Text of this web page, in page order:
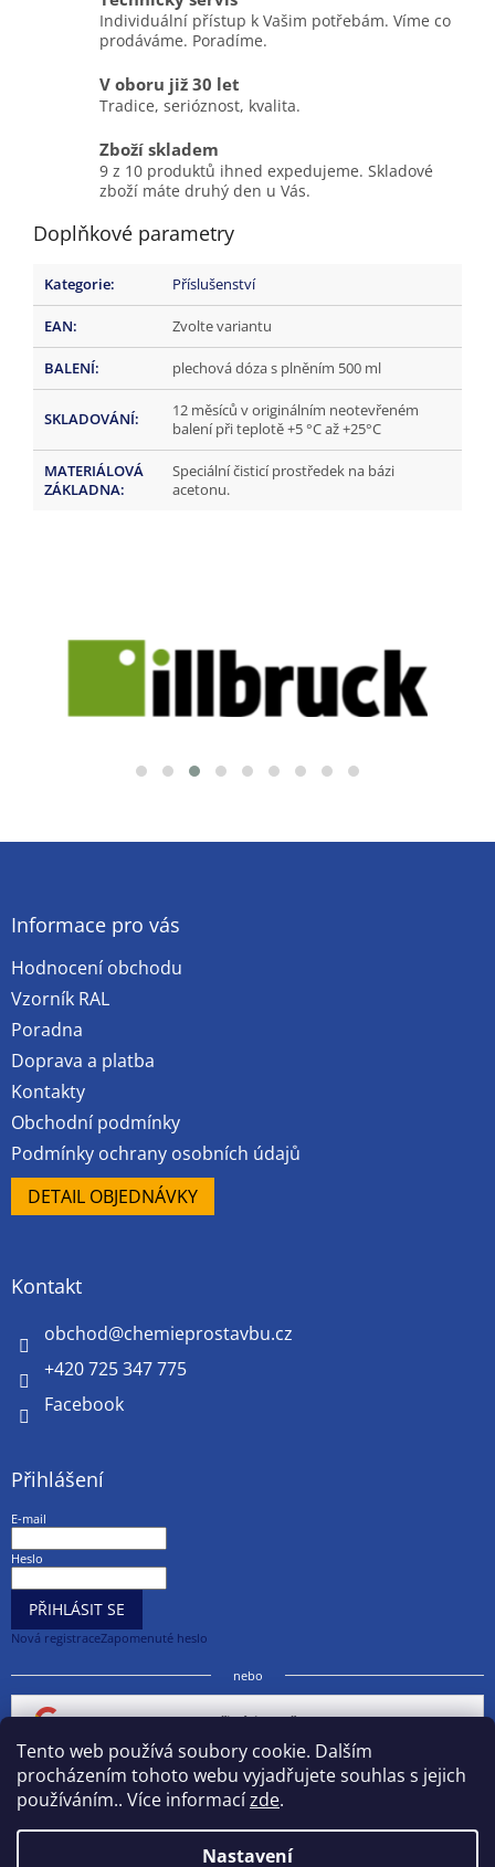
Tento web používá soubory cookie. Dalším
procházením tohoto webu vyjadřujete souhlas s jejich
používáním.. Více informacízde.
Nastavení
Individuální přístup k Vašim potřebám. Víme co
prodáváme. Poradíme.
V oboru již 30 let
Tradice, serióznost, kvalita.
Zboží skladem
9 z 10 produktů ihned expedujeme. Skladové
zboží máte druhý den u Vás.
Doplňkové parametry
Kategorie: Příslušenství
EAN: Zvolte variantu
BALENÍ: plechová dóza s plněním 500 ml
SKLADOVÁNÍ:
12 měsíců v originálním neotevřeném
balení při teplotě +5 °C až +25°C
MATERIÁLOVÁ
ZÁKLADNA:
Speciální čisticí prostředek na bázi
acetonu.
Informace pro vás
Hodnocení obchodu
Vzorník RAL
Poradna
Doprava a platba
Kontakty
Obchodní podmínky
Podmínky ochrany osobních údajů
DETAIL OBJEDNÁVKY
Kontakt
obchod@chemieprostavbu.cz
+420 725 347 775
Facebook
Přihlášení
E-mail
Heslo
PŘIHLÁSIT SE
Nová registraceZapomenuté heslo
nebo
Přihlásit se přes Google
Přihlásit se přes Seznam